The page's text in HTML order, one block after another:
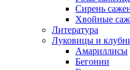
Сирень
Хвойные
Литература
Луковицы и
Амариллисы
Бегонии